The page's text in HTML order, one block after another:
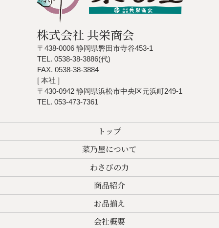
株式会社 共栄商会
〒438-0006 静岡県磐田市寺谷453-1
TEL. 0538-38-3886(代)
FAX. 0538-38-3884
[ 本社 ]
〒430-0942 静岡県浜松市中央区元浜町249-1
TEL. 053-473-7361
トップ
菜乃屋について
わさびの力
商品紹介
お品揃え
会社概要